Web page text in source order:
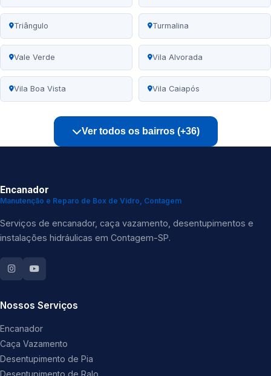
Triângulo Turmalina
Vale Verde Vila Alvorada
Vila Boa Vista Vila Caiapós
Ver todos os bairros (+36)
Encanador
Manutenção e Reparo de Box de Vidro, Contagem
Serviços de encanador, caça vazamento, desentupimentos e
instalações hidráulicas em Contagem-SP.
Nossos Serviços
Encanador
Caça Vazamento
Desentupimento de Pia